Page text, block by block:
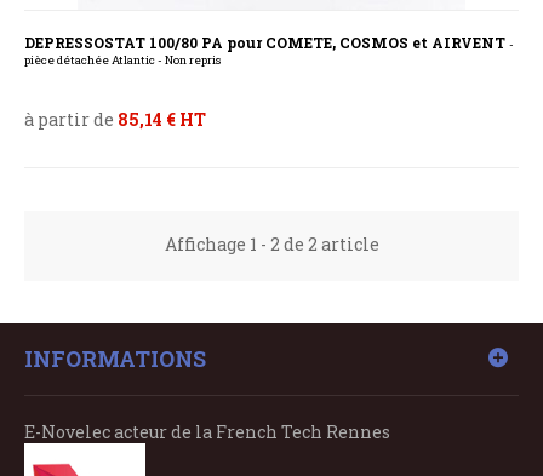
DEPRESSOSTAT 100/80 PA pour COMETE, COSMOS et AIRVENT -
pièce détachée Atlantic - Non repris
à partir de 85,14 € HT
Affichage 1 - 2 de 2 article
INFORMATIONS
E-Novelec acteur de la French Tech Rennes